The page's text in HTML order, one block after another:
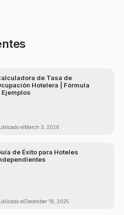
7
min
de
lectura
de Tasa de
Hotelera | Fórmula
Ejemplos
elMarch 3, 2026
8
min
de
lectura
de Éxito para Hoteles
elDecember 18, 2025